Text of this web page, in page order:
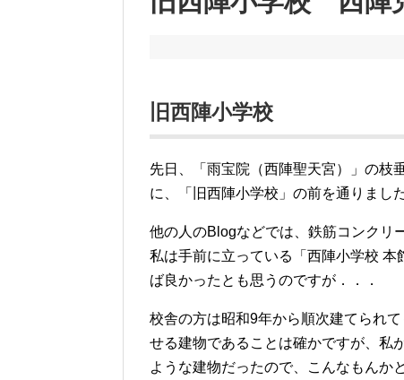
旧西陣小学校
先日、「雨宝院（西陣聖天宮）」の枝
に、「旧西陣小学校」の前を通りました
他の人のBlogなどでは、鉄筋コンクリ
私は手前に立っている「西陣小学校
ば良かったとも思うのですが．．．
校舎の方は昭和9年から順次建てられ
せる建物であることは確かですが、私
ような建物だったので、こんなもんか